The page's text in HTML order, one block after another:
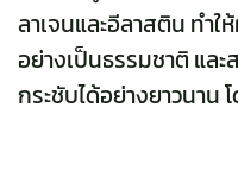
ลาเจนและอีลาสติน ทำ
อย่างเป็นธรรมชาติ แล
กระชับได้อย่างยาวนาน